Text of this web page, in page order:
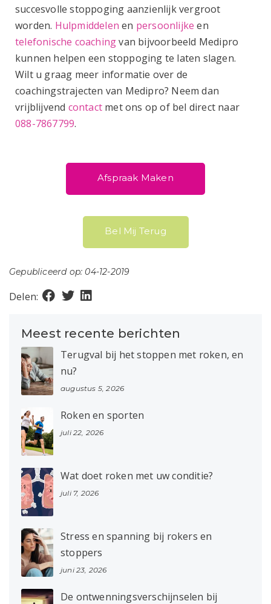
succesvolle stoppoging aanzienlijk vergroot
worden. Hulpmiddelen en persoonlijke en
telefonische coachingvan bijvoorbeeld Medipro
kunnen helpen een stoppoging te laten slagen.
Wilt u graag meer informatie over de
coachingstrajecten van Medipro? Neem dan
vrijblijvend contact met ons op of bel direct naar
088-7867799.
Afspraak Maken
Bel Mij Terug
Gepubliceerd op: 04-12-2019
Delen:
Meest recente berichten
Terugval bij het stoppen met roken, en
nu?
augustus 5, 2026
Roken en sporten
juli 22, 2026
Wat doet roken met uw conditie?
juli 7, 2026
Stress en spanning bij rokers en
stoppers
juni 23, 2026
De ontwenningsverschijnselen bij